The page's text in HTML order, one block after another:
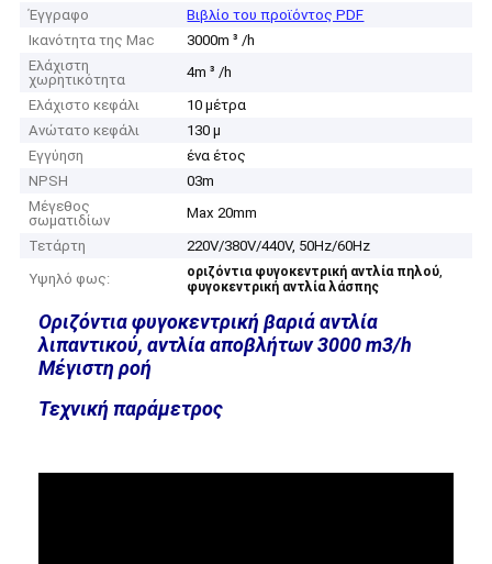
Έγγραφο
Βιβλίο του προϊόντος PDF
Ικανότητα της Mac
3000m ³ /h
Ελάχιστη
χωρητικότητα
4m ³ /h
Ελάχιστο κεφάλι
10 μέτρα
Ανώτατο κεφάλι
130 μ
Εγγύηση
ένα έτος
NPSH
03m
Μέγεθος
σωματιδίων
Max 20mm
Τετάρτη
220V/380V/440V, 50Hz/60Hz
Υψηλό φως:
οριζόντια φυγοκεντρική αντλία πηλού,
φυγοκεντρική αντλία λάσπης
Οριζόντια φυγοκεντρική βαριά αντλία
λιπαντικού, αντλία αποβλήτων 3000 m3/h
Μέγιστη ροή
Τεχνική παράμετρος